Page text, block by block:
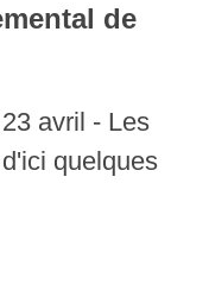
de
avril - Les
quelques